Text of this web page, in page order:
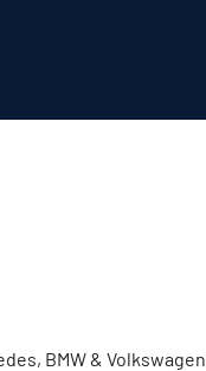
BMW & Volkswagen